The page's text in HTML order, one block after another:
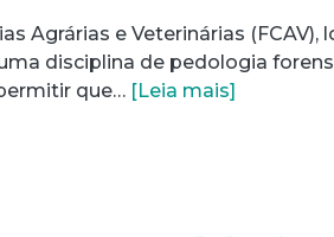
Agrárias e Veterinárias
disciplina de pedologia
que… [Leia mais]